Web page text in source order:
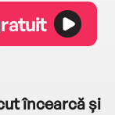
încearcă și